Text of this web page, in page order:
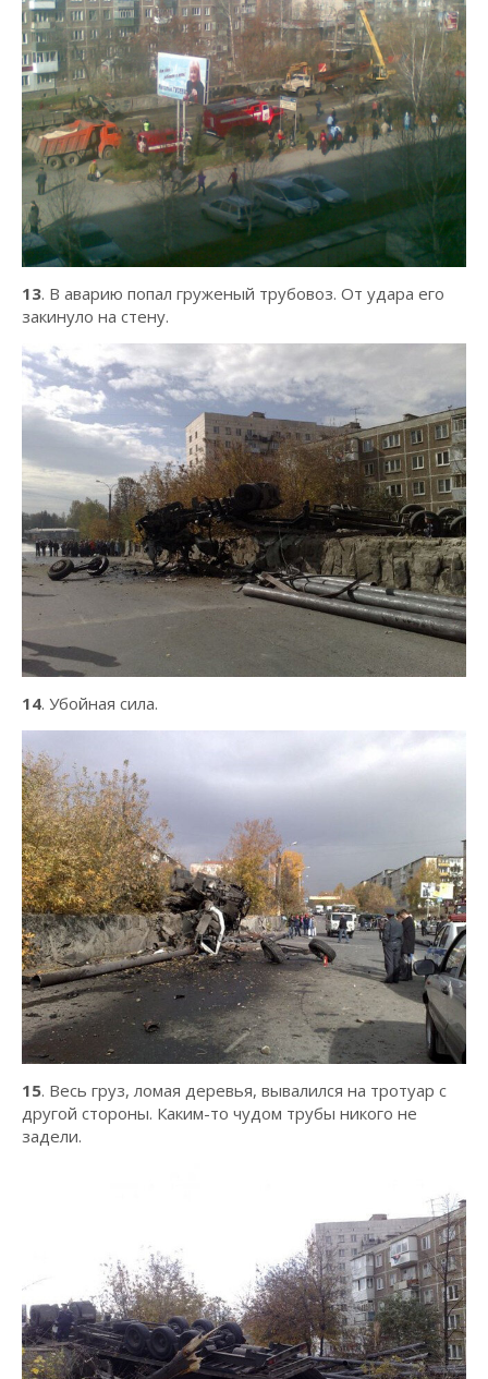
13. В аварию попал груженый трубовоз. От удара его
закинуло на стену.
14. Убойная сила.
15. Весь груз, ломая деревья, вывалился на тротуар с
другой стороны. Каким-то чудом трубы никого не
задели.